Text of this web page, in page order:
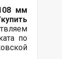
мм
купить
по